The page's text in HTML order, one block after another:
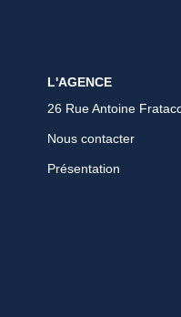
L'AGENCE
26 Rue Antoine
Nous contacter
Présentation